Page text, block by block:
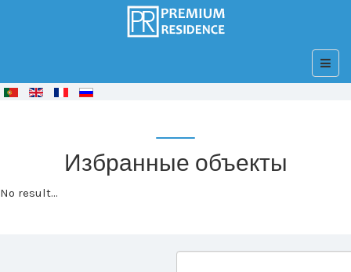
© FreeJoomla! 3 Modules
Избранные объекты
No result...